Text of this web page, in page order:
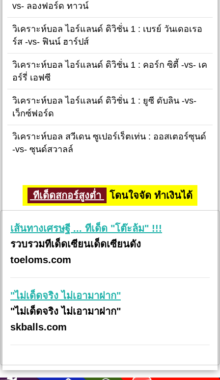
vs- ลองฟอร์ด ทาวน์
วิเคราะห์บอล ไอร์แลนด์ ดิวิชั่น 1 : เบรย์ วันเดอเรอ
ร์ส -vs- ฟินน์ ฮาร์ปส์
วิเคราะห์บอล ไอร์แลนด์ ดิวิชั่น 1 : คอร์ก ซิตี้ -vs- เค
อร์รี่ เอฟซี
วิเคราะห์บอล ไอร์แลนด์ ดิวิชั่น 1 : ยูซี ดับลิน -vs-
เว็กซ์ฟอร์ด
วิเคราะห์บอล สวีเดน ซูเปอร์เร็ตเท่น : ออสเตอร์ซุนด์
-vs- ซุนด์สวาลล์
ทีเด็ดสกอร์สูงต่ำ โดนใจจัด ทำเงินได้
เส้นทางเศรษฐี ... ทีเด็ด "โต๊ะล้ม" !!!
รวบรวมทีเด็ดเซียนเด็ดเซียนดัง
toeloms.com
"ไม่เด็ดจริง ไม่เอามาฝาก"
"ไม่เด็ดจริง ไม่เอามาฝาก"
skballs.com